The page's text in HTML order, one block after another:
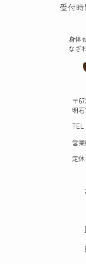
受付
身体
なざ
〒
明
TEL
営
定